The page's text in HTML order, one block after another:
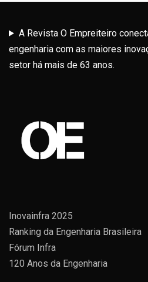
A Revista O Empreiteiro
engenharia com as maiores
setor há mais de 63 anos.
Inovainfra 2025
Ranking da Engenharia Brasileira
Fórum Infra
120 Anos da Engenharia